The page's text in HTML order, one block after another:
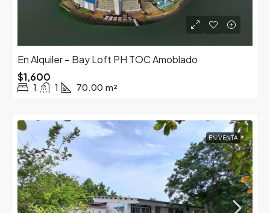
En Alquiler – Bay Loft PH TOC Amoblado
$1,600
1 1 70.00 m²
EN VENTA